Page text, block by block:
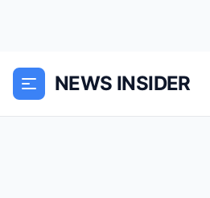
NEWS INSIDER